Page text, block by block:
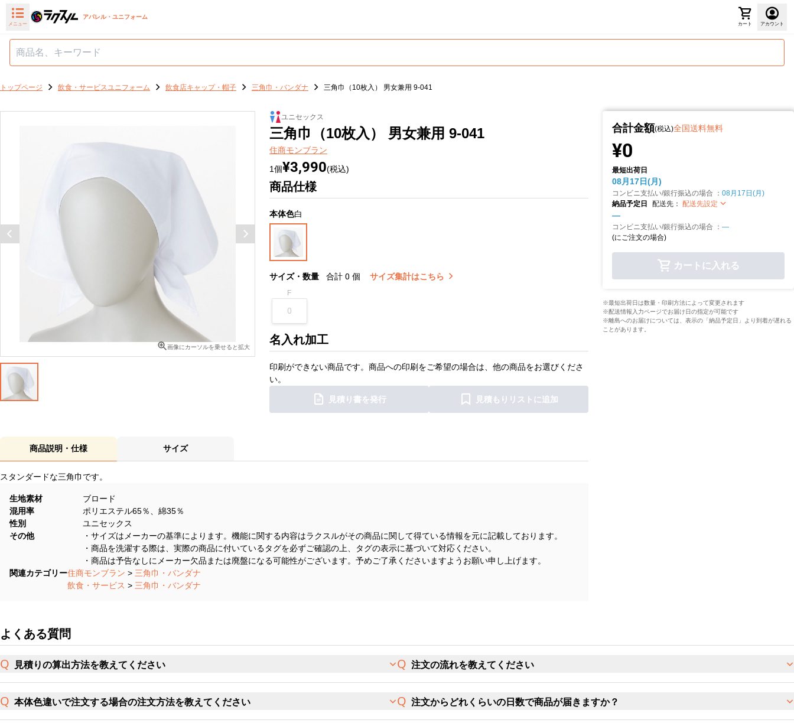
メニュー
アパレル・ユニフォーム
カート アカウント
トップページ 飲食・サービスユニフォーム 飲食店キャップ・帽子 三角巾・バンダナ 三角巾（10枚入） 男女兼用 9-041
画像にカーソルを乗せると拡大
ユニセックス
三角巾（10枚入） 男女兼用 9-041
住商モンブラン
1個¥3,990(税込)
商品仕様
本体色白
サイズ・数量 合計 0 個 サイズ集計はこちら
F
名入れ加工
印刷ができない商品です。商品への印刷をご希望の場合は、他の商品をお選びくださ
い。
見積り書を発行 見積もりリストに追加
合計金額(税込)全国送料無料
¥0
最短出荷日
08月17日(月)
コンビニ支払い/銀行振込の場合 ： 08月17日(月)
納品予定日
配送先： 配送先設定
—
コンビニ支払い/銀行振込の場合 ： —
(にご注文の場合)
カートに入れる
※最短出荷日は数量・印刷方法によって変更されます
※配送情報入力ページでお届け日の指定が可能です
※離島へのお届けについては、表示の「納品予定日」より到着が遅れる
ことがあります。
商品説明・仕様 サイズ
スタンダードな三角巾です。
生地素材
ブロード
混用率
ポリエステル65％、綿35％
性別
ユニセックス
その他
・サイズはメーカーの基準によります。機能に関する内容はラクスルがその商品に関して得ている情報を元に記載しております。
・商品を洗濯する際は、実際の商品に付いているタグを必ずご確認の上、タグの表示に基づいて対応ください。
・商品は予告なしにメーカー欠品または廃盤になる可能性がございます。予めご了承くださいますようお願い申し上げます。
関連カテゴリー住商モンブラン > 三角巾・バンダナ
飲食・サービス > 三角巾・バンダナ
よくある質問
見積りの算出方法を教えてください
本体色違いで注文する場合の注文方法を教えてください
注文の流れを教えてください
注文からどれくらいの日数で商品が届きますか？